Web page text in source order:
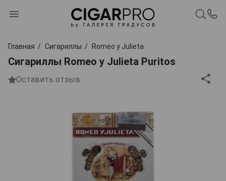
Главная Сигариллы Romeo y Julieta
Сигариллы Romeo y Julieta Puritos
Оставить отзыв